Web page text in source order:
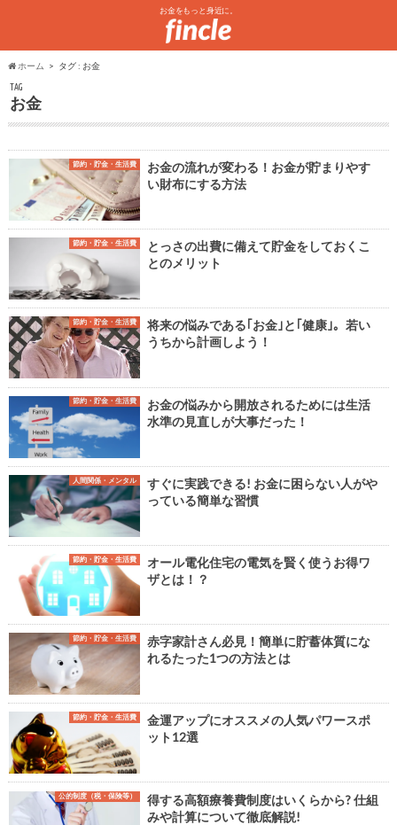
お金をもっと身近に。
ホーム タグ : お金
TAG
お金
節約・貯金・生活費
お金の流れが変わる！お金が貯まりやす
い財布にする方法
節約・貯金・生活費
とっさの出費に備えて貯金をしておくこ
とのメリット
節約・貯金・生活費
将来の悩みである｢お金｣と｢健康｣。若い
うちから計画しよう！
節約・貯金・生活費
お金の悩みから開放されるためには生活
水準の見直しが大事だった！
人間関係・メンタル
すぐに実践できる! お金に困らない人がや
っている簡単な習慣
節約・貯金・生活費
オール電化住宅の電気を賢く使うお得ワ
ザとは！？
節約・貯金・生活費
赤字家計さん必見！簡単に貯蓄体質にな
れるたった1つの方法とは
節約・貯金・生活費
金運アップにオススメの人気パワースポ
ット12選
公的制度（税・保険等）
得する高額療養費制度はいくらから? 仕組
みや計算について徹底解説!